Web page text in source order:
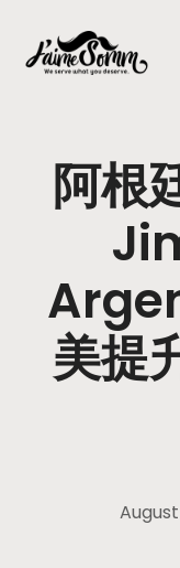
阿根
美提